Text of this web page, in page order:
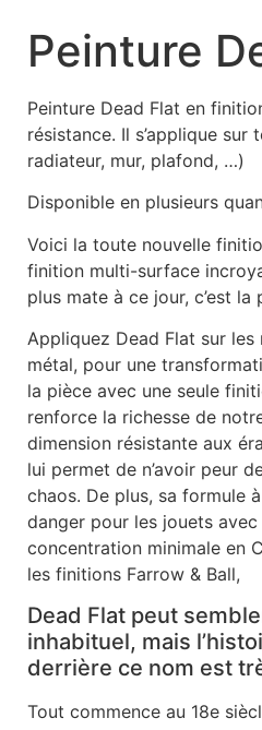
Peinture
Peinture Dead Flat en
résistance. Il s’applique
radiateur, mur, plafond, …)
Disponible en plusieurs
Voici la toute nouvelle
finition multi-surface
plus mate à ce jour, c’est
Appliquez Dead Flat sur
métal, pour une
la pièce avec une seule
renforce la richesse de
dimension résistante aux
lui permet de n’avoir peur
chaos. De plus, sa formule
danger pour les jouets avec
concentration minimale en
les finitions Farrow & Ball,
Dead Flat peut
inhabituel, mais
derrière ce nom est
Tout commence au 18e